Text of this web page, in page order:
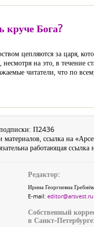
круче Бога?
цепляются за царя,
на это, в течение
читатели, что по
П2436
ссылка на
работающая
Редактор:
Ирина Георгиевна
E-mail: editor@arsvest.ru
Собственный
в Санкт-Петербурге: